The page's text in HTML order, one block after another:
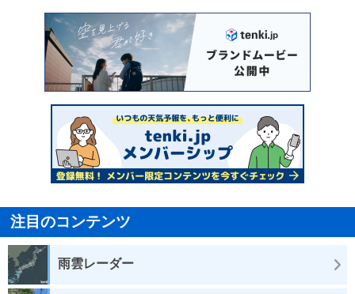
注目のコンテンツ
雨雲レーダー